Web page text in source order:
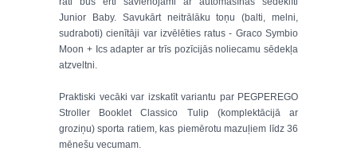
Junior Baby. Savukārt neitrālāku toņu (balti, melni,
sudraboti) cienītāji var izvēlēties ratus - Graco Symbio
Moon + Ics adapter ar trīs pozīcijās noliecamu sēdekļa
atzveltni.
Praktiski vecāki var izskatīt variantu par PEGPEREGO
Stroller Booklet Classico Tulip (komplektācijā ar
groziņu) sporta ratiem, kas piemērotu mazuļiem līdz 36
mēnešu vecumam.